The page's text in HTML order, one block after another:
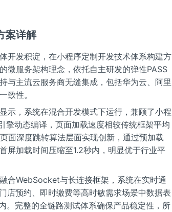
案详解
开发积淀，在小程序定制开发技术体系构建方
微服务架构理念，依托自主研发的弹性PASS
与主流云服务商无缝集成，包括华为云、阿里
致性。
示，系统在混合开发模式下运行，兼顾了小程
擎动态编译，页面加载速度相较传统框架平均
面深度跳转算法层面实现创新，通过预加载
屏加载时间压缩至1.2秒内，明显优于行业平
合WebSocket与长连接框架，系统在实时通
店预约、即时缴费等高时敏需求场景中数据表
。完整的全链路测试体系确保产品稳定性，所